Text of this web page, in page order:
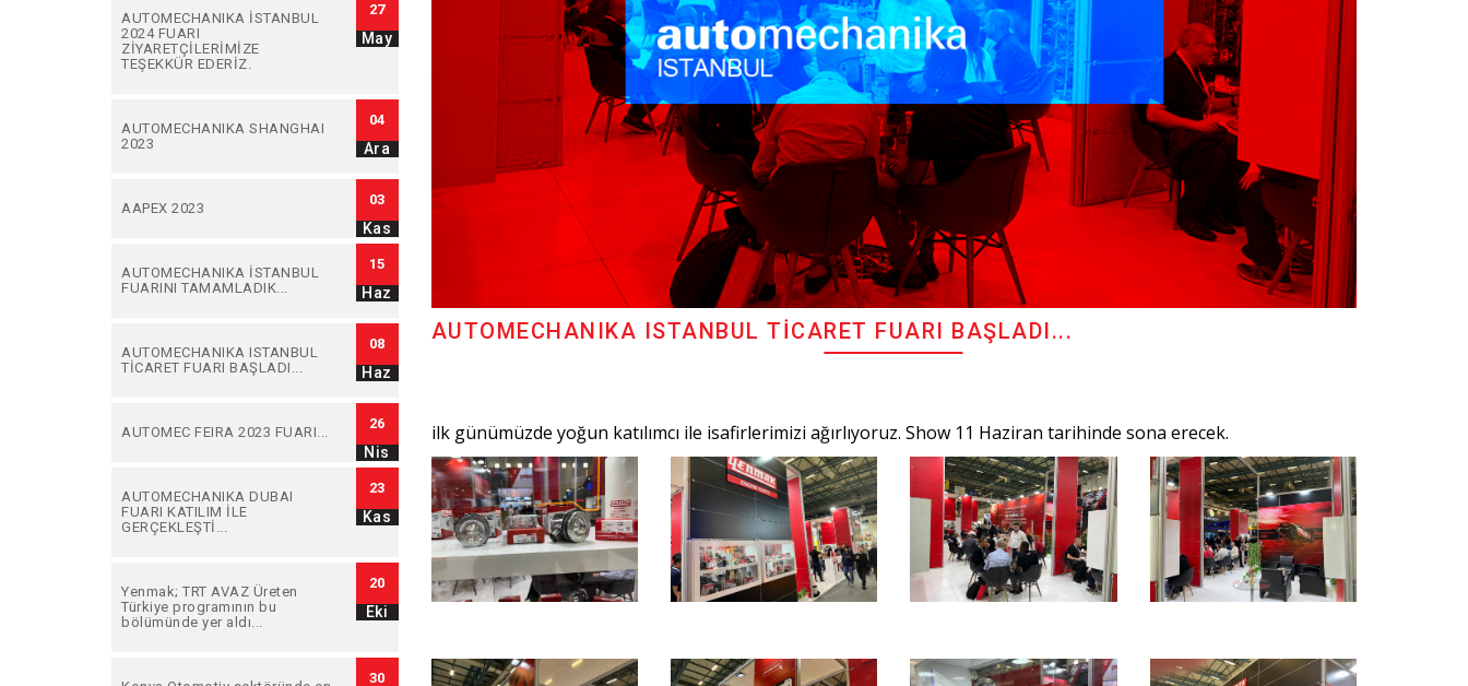
AUTOMECHANIKA İSTANBUL
2024 FUARI
ZİYARETÇİLERİMİZE
TEŞEKKÜR EDERİZ.
27
May
AUTOMECHANIKA SHANGHAI
2023
04
Ara
AAPEX 2023
03
Kas
AUTOMECHANIKA İSTANBUL
FUARINI TAMAMLADIK...
15
Haz
AUTOMECHANIKA ISTANBUL
TİCARET FUARI BAŞLADI...
08
Haz
AUTOMEC FEIRA 2023 FUARI...
26
Nis
AUTOMECHANIKA DUBAI
FUARI KATILIM İLE
GERÇEKLEŞTİ...
23
Kas
Yenmak; TRT AVAZ Üreten
Türkiye programının bu
bölümünde yer aldı...
20
Eki
30
AUTOMECHANIKA ISTANBUL TİCARET FUARI BAŞLADI...
ilk günümüzde yoğun katılımcı ile isafirlerimizi ağırlıyoruz. Show 11 Haziran tarihinde sona erecek.